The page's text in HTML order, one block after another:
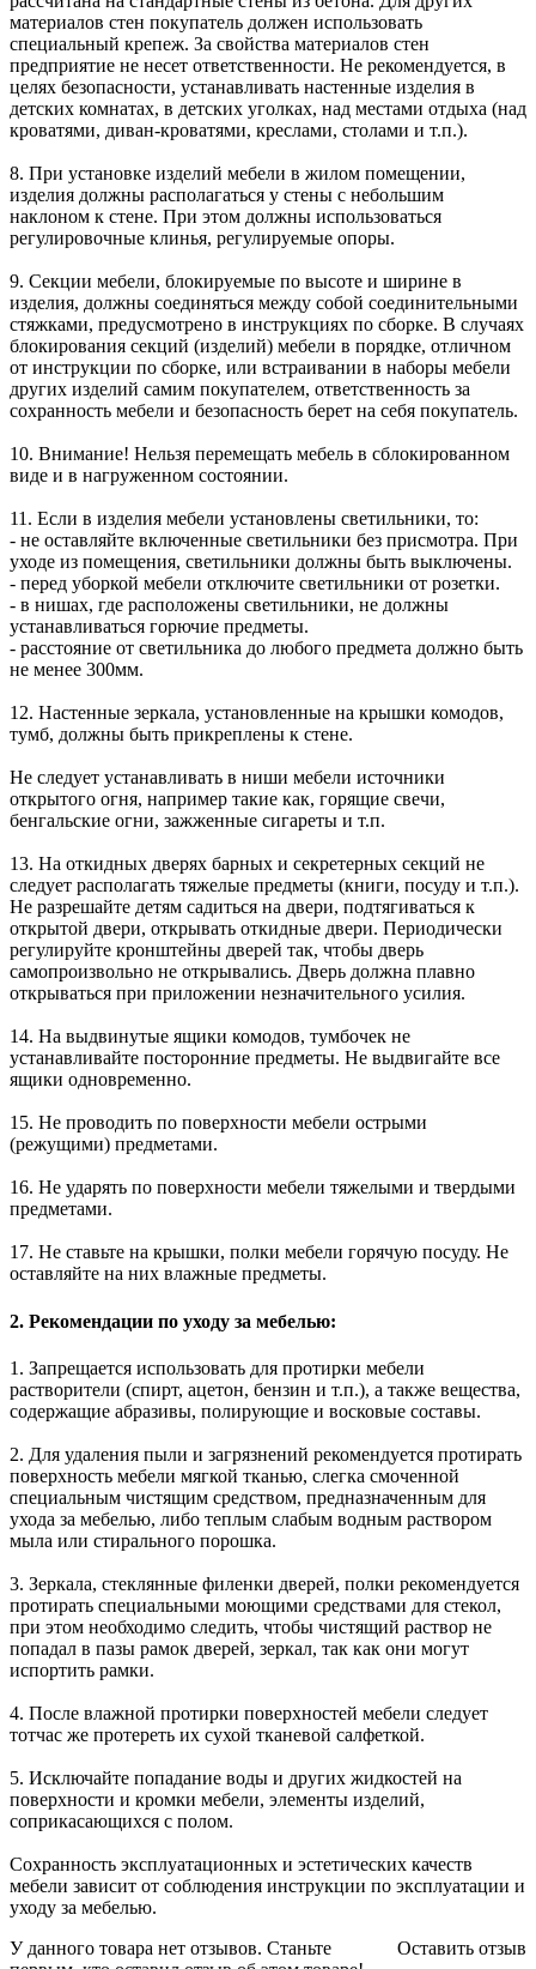
материалов стен покупатель должен использовать
специальный крепеж. За свойства материалов стен
предприятие не несет ответственности. Не рекомендуется, в
целях безопасности, устанавливать настенные изделия в
детских комнатах, в детских уголках, над местами отдыха (над
кроватями, диван-кроватями, креслами, столами и т.п.).
8. При установке изделий мебели в жилом помещении,
изделия должны располагаться у стены с небольшим
наклоном к стене. При этом должны использоваться
регулировочные клинья, регулируемые опоры.
9. Секции мебели, блокируемые по высоте и ширине в
изделия, должны соединяться между собой соединительными
стяжками, предусмотрено в инструкциях по сборке. В случаях
блокирования секций (изделий) мебели в порядке, отличном
от инструкции по сборке, или встраивании в наборы мебели
других изделий самим покупателем, ответственность за
сохранность мебели и безопасность берет на себя покупатель.
10. Внимание! Нельзя перемещать мебель в сблокированном
виде и в нагруженном состоянии.
11. Если в изделия мебели установлены светильники, то:
- не оставляйте включенные светильники без присмотра. При
уходе из помещения, светильники должны быть выключены.
- перед уборкой мебели отключите светильники от розетки.
- в нишах, где расположены светильники, не должны
устанавливаться горючие предметы.
- расстояние от светильника до любого предмета должно быть
не менее 300мм.
12. Настенные зеркала, установленные на крышки комодов,
тумб, должны быть прикреплены к стене.
Не следует устанавливать в ниши мебели источники
открытого огня, например такие как, горящие свечи,
бенгальские огни, зажженные сигареты и т.п.
13. На откидных дверях барных и секретерных секций не
следует располагать тяжелые предметы (книги, посуду и т.п.).
Не разрешайте детям садиться на двери, подтягиваться к
открытой двери, открывать откидные двери. Периодически
регулируйте кронштейны дверей так, чтобы дверь
самопроизвольно не открывались. Дверь должна плавно
открываться при приложении незначительного усилия.
14. На выдвинутые ящики комодов, тумбочек не
устанавливайте посторонние предметы. Не выдвигайте все
ящики одновременно.
15. Не проводить по поверхности мебели острыми
(режущими) предметами.
16. Не ударять по поверхности мебели тяжелыми и твердыми
предметами.
17. Не ставьте на крышки, полки мебели горячую посуду. Не
оставляйте на них влажные предметы.
2. Рекомендации по уходу за мебелью:
1. Запрещается использовать для протирки мебели
растворители (спирт, ацетон, бензин и т.п.), а также вещества,
содержащие абразивы, полирующие и восковые составы.
2. Для удаления пыли и загрязнений рекомендуется протирать
поверхность мебели мягкой тканью, слегка смоченной
специальным чистящим средством, предназначенным для
ухода за мебелью, либо теплым слабым водным раствором
мыла или стирального порошка.
3. Зеркала, стеклянные филенки дверей, полки рекомендуется
протирать специальными моющими средствами для стекол,
при этом необходимо следить, чтобы чистящий раствор не
попадал в пазы рамок дверей, зеркал, так как они могут
испортить рамки.
4. После влажной протирки поверхностей мебели следует
тотчас же протереть их сухой тканевой салфеткой.
5. Исключайте попадание воды и других жидкостей на
поверхности и кромки мебели, элементы изделий,
соприкасающихся с полом.
Сохранность эксплуатационных и эстетических качеств
мебели зависит от соблюдения инструкции по эксплуатации и
уходу за мебелью.
Оставить отзыв
У данного товара нет отзывов. Станьте